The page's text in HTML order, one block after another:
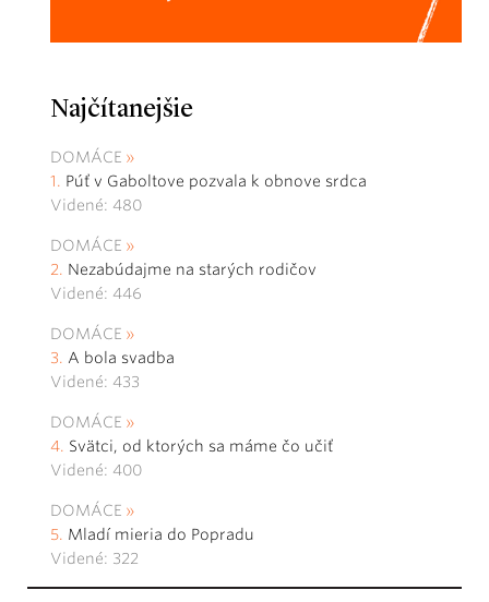
Najčítanejšie
DOMÁCE
Púť v Gaboltove pozvala k obnove srdca
Videné: 480
DOMÁCE
Nezabúdajme na starých rodičov
Videné: 446
DOMÁCE
A bola svadba
Videné: 433
DOMÁCE
Svätci, od ktorých sa máme čo učiť
Videné: 400
DOMÁCE
Mladí mieria do Popradu
Videné: 322